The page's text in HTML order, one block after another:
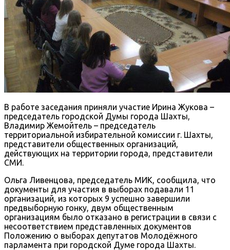
В работе заседания приняли участие Ирина Жукова –
председатель городской Думы города Шахты,
Владимир Жемойтель – председатель
территориальной избирательной комиссии г. Шахты,
представители общественных организаций,
действующих на территории города, представители
СМИ.
Ольга Ливенцова, председатель МИК, сообщила, что
документы для участия в выборах подавали 11
организаций, из которых 9 успешно завершили
предвыборную гонку, двум общественным
организациям было отказано в регистрации в связи с
несоответствием представленных документов
Положению о выборах депутатов Молодёжного
парламента при городской Думе города Шахты.